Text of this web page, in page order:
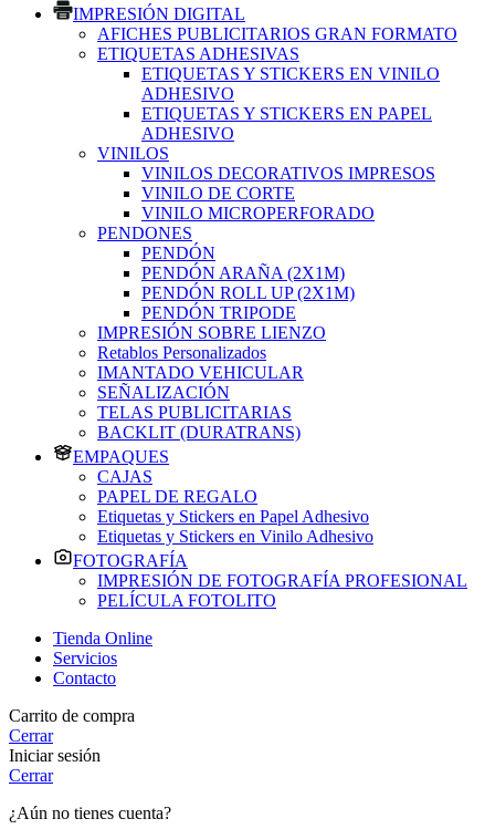
IMPRESIÓN DIGITAL
AFICHES PUBLICITARIOS GRAN FORMATO
ETIQUETAS ADHESIVAS
ETIQUETAS Y STICKERS EN VINILO
ADHESIVO
ETIQUETAS Y STICKERS EN PAPEL
ADHESIVO
VINILOS
VINILOS DECORATIVOS IMPRESOS
VINILO DE CORTE
VINILO MICROPERFORADO
PENDONES
PENDÓN
PENDÓN ARAÑA (2X1M)
PENDÓN ROLL UP (2X1M)
PENDÓN TRIPODE
IMPRESIÓN SOBRE LIENZO
Retablos Personalizados
IMANTADO VEHICULAR
SEÑALIZACIÓN
TELAS PUBLICITARIAS
BACKLIT (DURATRANS)
EMPAQUES
CAJAS
PAPEL DE REGALO
Etiquetas y Stickers en Papel Adhesivo
Etiquetas y Stickers en Vinilo Adhesivo
FOTOGRAFÍA
IMPRESIÓN DE FOTOGRAFÍA PROFESIONAL
PELÍCULA FOTOLITO
Tienda Online
Servicios
Contacto
Carrito de compra
Cerrar
Iniciar sesión
Cerrar
¿Aún no tienes cuenta?